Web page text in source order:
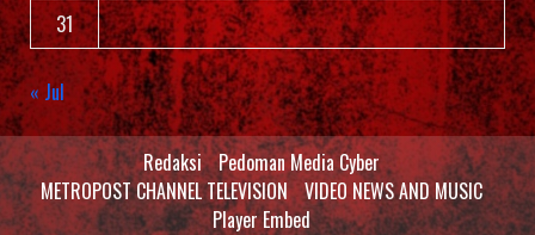
31
« Jul
Redaksi Pedoman Media Cyber
METROPOST CHANNEL TELEVISION VIDEO NEWS AND MUSIC
Player Embed